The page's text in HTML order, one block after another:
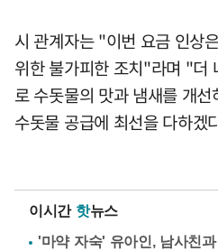
시 관계자는 "이번 요금 인상
위한 불가피한 조치"라며 "더
로 수돗물의 맛과 냄새를 개
수돗물 공급에 최선을 다하겠
이시간 핫뉴스
'마약 자숙' 유아인, 남사친